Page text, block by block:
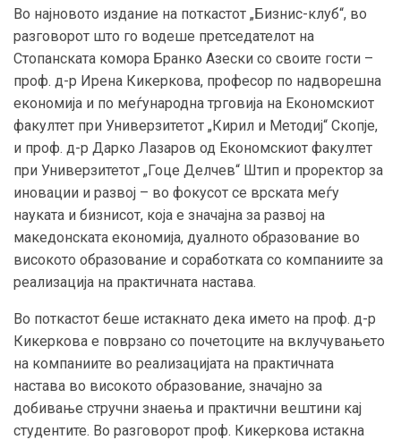
Во најновото издание на поткастот „Бизнис-клуб“, во
разговорот што го водеше претседателот на
Стопанската комора Бранко Азески со своите гости –
проф. д-р Ирена Кикеркова, професор по надворешна
економија и по меѓународна трговија на Економскиот
факултет при Универзитетот „Кирил и Методиј“ Скопје,
и проф. д-р Дарко Лазаров од Економскиот факултет
при Универзитетот „Гоце Делчев“ Штип и проректор за
иновации и развој – во фокусот се врската меѓу
науката и бизнисот, која е значајна за развој на
македонската економија, дуалното образование во
високото образование и соработката со компаниите за
реализација на практичната настава.
Во поткастот беше истакнато дека името на проф. д-р
Кикеркова е поврзано со почетоците на вклучувањето
на компаниите во реализацијата на практичната
настава во високото образование, значајно за
добивање стручни знаења и практични вештини кај
студентите. Во разговорот проф. Кикеркова истакна